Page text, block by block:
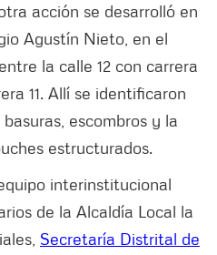
acción se desarrolló en
Agustín Nieto, en el
la calle 12 con carrera
11. Allí se identificaron
escombros y la
estructurados.
interinstitucional
de la Alcaldía Local la
Secretaría Distrital de